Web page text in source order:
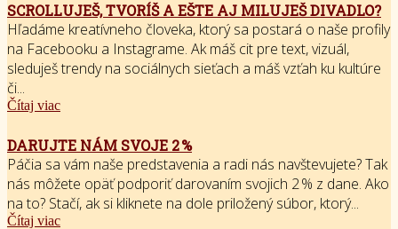
SCROLLUJEŠ, TVORÍŠ A EŠTE AJ MILUJEŠ DIVADLO?
Hľadáme kreatívneho človeka, ktorý sa postará o naše profily
na Facebooku a Instagrame. Ak máš cit pre text, vizuál,
sleduješ trendy na sociálnych sieťach a máš vzťah ku kultúre
či...
Čítaj viac
DARUJTE NÁM SVOJE 2 %
Páčia sa vám naše predstavenia a radi nás navštevujete? Tak
nás môžete opäť podporiť darovaním svojich 2 % z dane. Ako
na to? Stačí, ak si kliknete na dole priložený súbor, ktorý...
Čítaj viac